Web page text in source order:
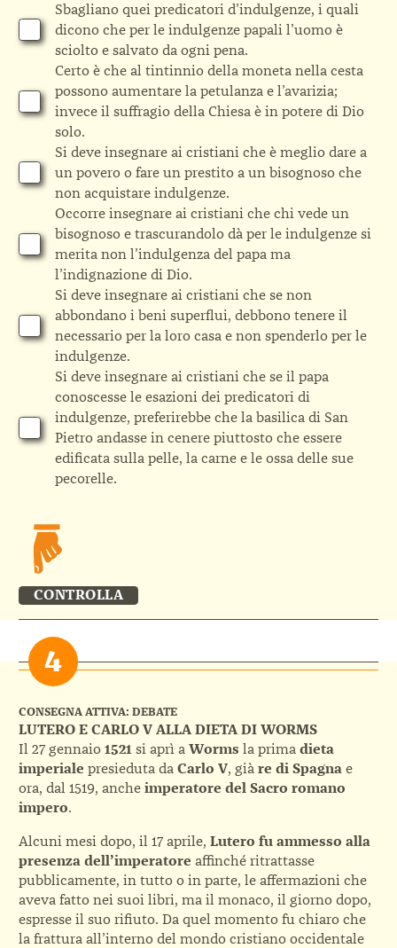
Sbagliano quei predicatori d’indulgenze, i quali
dicono che per le indulgenze papali l’uomo è
sciolto e salvato da ogni pena.
Certo è che al tintinnio della moneta nella cesta
possono aumentare la petulanza e l’avarizia;
invece il suffragio della Chiesa è in potere di Dio
solo.
Si deve insegnare ai cristiani che è meglio dare a
un povero o fare un prestito a un bisognoso che
non acquistare indulgenze.
Occorre insegnare ai cristiani che chi vede un
bisognoso e trascurandolo dà per le indulgenze si
merita non l’indulgenza del papa ma
l’indignazione di Dio.
Si deve insegnare ai cristiani che se non
abbondano i beni superflui, debbono tenere il
necessario per la loro casa e non spenderlo per le
indulgenze.
Si deve insegnare ai cristiani che se il papa
conoscesse le esazioni dei predicatori di
indulgenze, preferirebbe che la basilica di San
Pietro andasse in cenere piuttosto che essere
edificata sulla pelle, la carne e le ossa delle sue
pecorelle.
CONTROLLA
CONSEGNA ATTIVA: DEBATE
LUTERO E CARLO V ALLA DIETA DI WORMS
Il 27 gennaio 1521 si aprì a Worms la prima dieta
imperiale presieduta da Carlo V, già re di Spagna e
ora, dal 1519, anche imperatore del Sacro romano
impero.
Alcuni mesi dopo, il 17 aprile, Lutero fu ammesso alla
presenza dell’imperatore affinché ritrattasse
pubblicamente, in tutto o in parte, le affermazioni che
aveva fatto nei suoi libri, ma il monaco, il giorno dopo,
espresse il suo rifiuto. Da quel momento fu chiaro che
la frattura all’interno del mondo cristiano occidentale